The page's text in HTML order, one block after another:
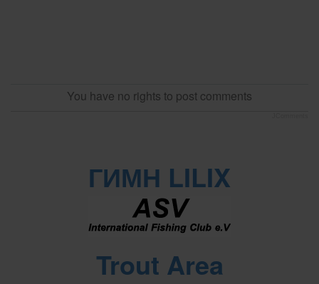
You have no rights to post comments
ГИМН LILIX
Trout Area